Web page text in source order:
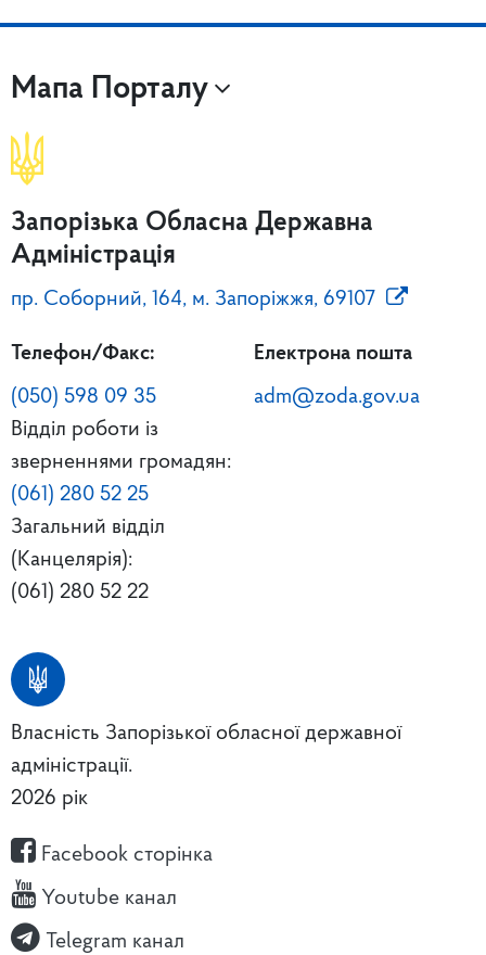
Мапа Порталу
Запорізька Обласна Державна
Адміністрація
пр. Соборний, 164, м. Запоріжжя, 69107
Телефон/Факс:
(050) 598 09 35
Відділ роботи із
зверненнями громадян:
(061) 280 52 25
Загальний відділ
(Канцелярія):
(061) 280 52 22
Електрона пошта
adm@zoda.gov.ua
Власність Запорізької обласної державної
адміністрації.
2026 рік
Facebook сторінка
Youtube канал
Telegram канал